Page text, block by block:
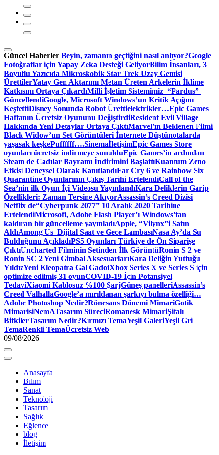
Güncel Haberler Beyin, zamanın geçtiğini nasıl anlıyor?Google
Fotoğraflar için Yapay Zeka Desteği GeliyorBilim İnsanları, 3
Boyutlu Yazıcıda Mikroskobik Star Trek Uzay Gemisi
ÜrettilerYatay Gen Aktarımı Metan Üreten Arkelerin İklime
Katkısını Ortaya ÇıkardıMilli İşletim Sistemimiz “Pardus”
GüncellendiGoogle, Microsoft Windows’un Kritik Açığını
KeşfettiDisney Sonunda Robot Ürettielektrikler…Epic Games
Haftanın Ücretsiz Oyununu DeğiştirdiResident Evil Village
Hakkında Yeni Detaylar Ortaya ÇıktıMarvel’ın Beklenen Filmi
Black Widow’un Set Görüntüleri İnternete Düştünotalarda
yaşasak keşkePuffffff….SinemaİletişimEpic Games Store
oyunları ücretsiz indirmeye sunulduEpic Games’in ardından
Steam de Cadılar Bayramı İndirimini BaşlattıKuantum Zeno
Etkisi Deneysel Olarak KanıtlandıFar Cry 6 ve Rainbow Six
Quarantine Oyunlarının Çıkış Tarihi ErtelendiCall of the
Sea’nin ilk Oyun İçi Videosu YayınlandıKara Deliklerin Garip
Özellikleri: Zaman Tersine AkıyorAssassin’s Creed Dizisi
Netflix de“Cyberpunk 2077” 10 Aralık 2020 Tarihine
ErtelendiMicrosoft, Adobe Flash Player’ı Windows’tan
kaldıran bir güncelleme yayınladıApple, “Vilynx”i Satın
AldıAmong Us Dijital Saat ve Gece LambasıNasa Ay’da Su
Bulduğunu AçıkladıPS5 Oyunları Türkiye de Ön Siparişe
ÇıktıUncharted Filminin Setinden İlk GörüntüRonin S 2 ve
Ronin SC 2 Yeni Gimbal AksesuarlarıKara Deliğin Yuttuğu
YıldızYeni Kleopatra Gal GadotXbox Series X ve Series S için
optimize edilmiş 31 oyunCOVID-19 İçin Potansiyel
TedaviXiaomi Kablosuz %100 ŞarjGüneş panelleriAssassin’s
Creed ValhallaGoogle’a mırıldanan şarkıyı bulma özelliği…
Adobe Photoshop Nedir?Rönesans Dönemi MimariGotik
MimarisiNemATasarım SüreciRomanesk MimariŞifalı
BitkilerTasarım Nedir?Kırmızı TemaYeşil GaleriYeşil Gri
TemaRenkli TemaÜcretsiz Web
09/08/2026
Anasayfa
Bilim
Sanat
Teknoloji
Tasarım
Sağlık
Eğlence
blog
İletişim